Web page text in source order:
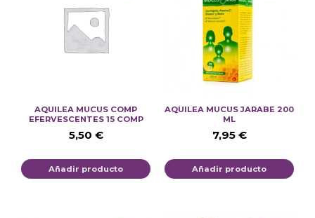
AQUILEA MUCUS COMP
EFERVESCENTES 15 COMP
5,50 €
Añadir producto
AQUILEA MUCUS JARABE 200
ML
7,95 €
Añadir producto